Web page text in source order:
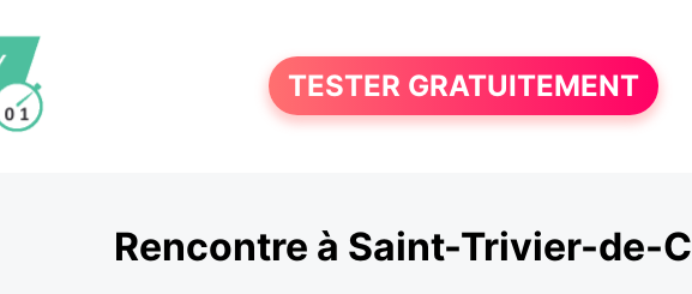
TESTER GRATUITEMENT
Rencontre à Saint-Trivier-de-